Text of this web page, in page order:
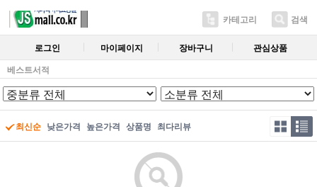
카테고리 검색
로그인 마이페이지 장바구니 관심상품
베스트서적
최신순 낮은가격 높은가격 상품명 최다리뷰